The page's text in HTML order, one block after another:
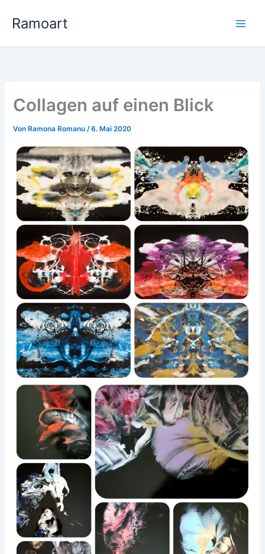
InhaltRamoart
Collagen auf einen Blick
Von Ramona Romanu/6. Mai 2020